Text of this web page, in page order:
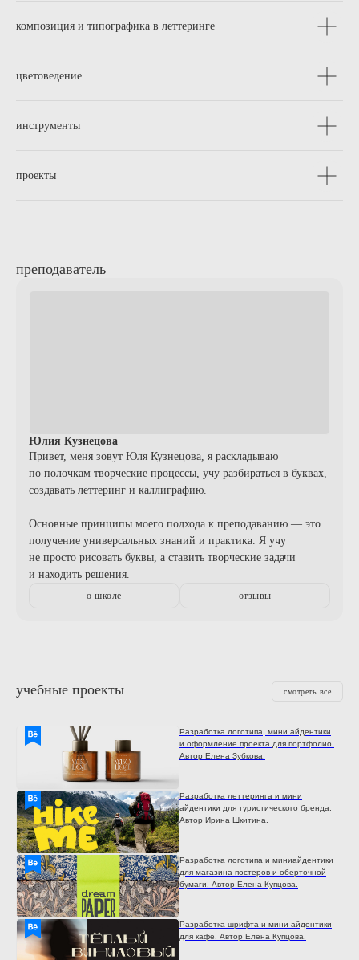
композиция и типографика в леттеринге
цветоведение
инструменты
проекты
преподаватель
Юлия Кузнецова
Привет, меня зовут Юля Кузнецова, я раскладываю
по полочкам творческие процессы, учу разбираться в буквах,
создавать леттеринг и каллиграфию.
Основные принципы моего подхода к преподаванию — это
получение универсальных знаний и практика. Я учу
не просто рисовать буквы, а ставить творческие задачи
и находить решения.
о школе отзывы
учебные проекты смотреть все
Разработка логотипа, мини айдентики
и оформление проекта для портфолио.
Автор Елена Зубкова.
Разработка леттеринга и мини
айдентики для туристического бренда.
Автор Ирина Шкитина.
Разработка логотипа и миниайдентики
для магазина постеров и оберточной
бумаги. Автор Елена Купцова.
Разработка шрифта и мини айдентики
для кафе. Автор Елена Купцова.